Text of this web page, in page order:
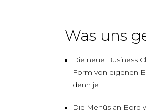
Was uns
Die neue Business
Form von eigenen
denn je
Die Menüs an Bord